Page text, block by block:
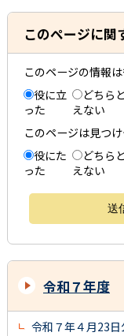
このページに関
このページの情報
役に立
った
どちら
えない
このページは見つ
役にた
った
どちら
えない
令和７年度
令和７年４月23